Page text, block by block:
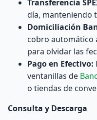
Transferencia
día, manteniendo
Domiciliación
cobro automático
para olvidar las
Pago en Efectivo:
ventanillas de
o tiendas de
Consulta y Descarga